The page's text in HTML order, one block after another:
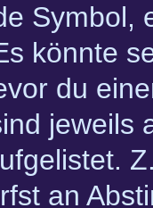
Symbol,
könnte
du
jeweils
an